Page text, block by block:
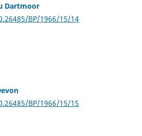
Dartmoor
BP/1966/15/14
BP/1966/15/15